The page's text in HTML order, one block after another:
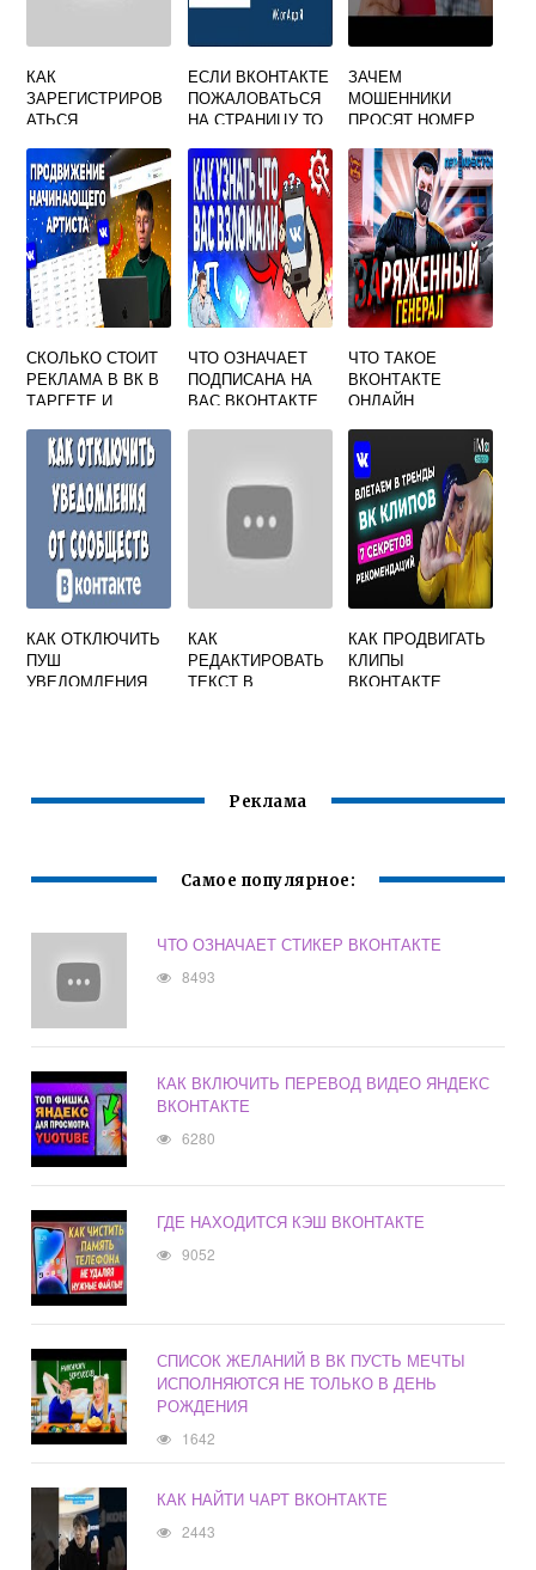
КАК
ЗАРЕГИСТРИРОВ
АТЬСЯ
УЖЕ ПРИВЯЗАН
НОМЕР
ЕСЛИ ВКОНТАКТЕ
ПОЖАЛОВАТЬСЯ
НА СТРАНИЦУ ТО
ИМЕННО ЭТО
ДЕЛАЛ
ЗАЧЕМ
МОШЕННИКИ
ПРОСЯТ НОМЕР
ВКОНТАКТЕ
СКОЛЬКО СТОИТ
РЕКЛАМА В ВК В
ТАРГЕТЕ И
ЧТО ОЗНАЧАЕТ
ПОДПИСАНА НА
ВАС ВКОНТАКТЕ
ЧТО ТАКОЕ
ВКОНТАКТЕ
ОНЛАЙН
КАК ОТКЛЮЧИТЬ
ПУШ
УВЕДОМЛЕНИЯ
КАК
РЕДАКТИРОВАТЬ
ТЕКСТ В
КАК ПРОДВИГАТЬ
КЛИПЫ
ВКОНТАКТЕ
Реклама
Самое популярное:
ЧТО ОЗНАЧАЕТ СТИКЕР ВКОНТАКТЕ
8493
КАК ВКЛЮЧИТЬ ПЕРЕВОД ВИДЕО ЯНДЕКС
ВКОНТАКТЕ
6280
ГДЕ НАХОДИТСЯ КЭШ ВКОНТАКТЕ
9052
СПИСОК ЖЕЛАНИЙ В ВК ПУСТЬ МЕЧТЫ
ИСПОЛНЯЮТСЯ НЕ ТОЛЬКО В ДЕНЬ
РОЖДЕНИЯ
1642
КАК НАЙТИ ЧАРТ ВКОНТАКТЕ
2443